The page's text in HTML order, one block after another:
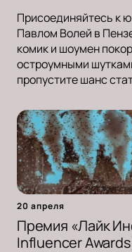
Присоединяйтесь к
Павлом Волей в
комик и шоумен
остроумными
пропустите шанс
20 апреля
Премия «Лайк
Influencer